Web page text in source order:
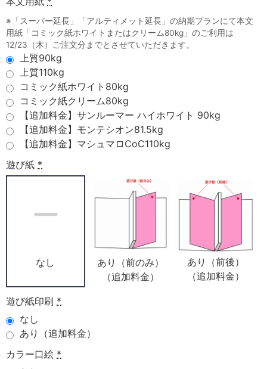
※「スーパー延長」「アルティメット延長」の納期プランにて本文
用紙「コミック紙ホワイトまたはクリーム80kg」のご利用は
12/23（木）ご注文分までとさせていただきます。
上質90kg
上質110kg
コミック紙ホワイト80kg
コミック紙クリーム80kg
【追加料金】サンルーマー ハイホワイト 90kg
【追加料金】モンテシオン81.5kg
【追加料金】マシュマロCoC110kg
遊び紙 *
なし
あり（前のみ）
（追加料金）
あり（前後）
（追加料金）
遊び紙印刷 *
なし
あり（追加料金）
カラー口絵 *